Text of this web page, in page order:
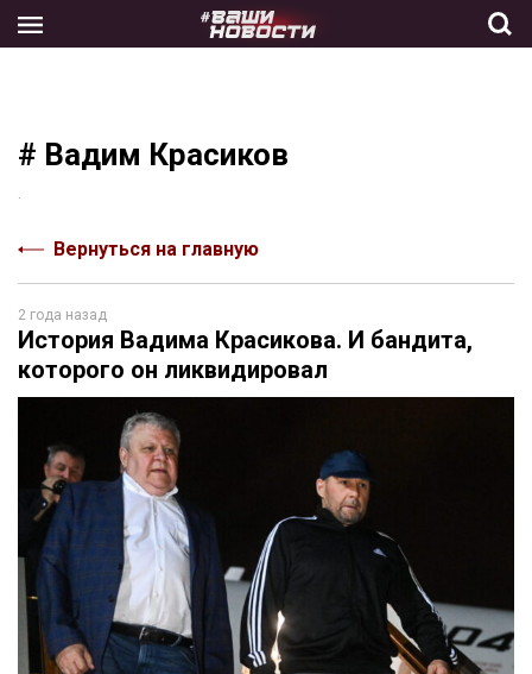
the
# Вадим Красиков
Вернуться на главную
2 года назад
История Вадима Красикова. И бандита,
которого он ликвидировал